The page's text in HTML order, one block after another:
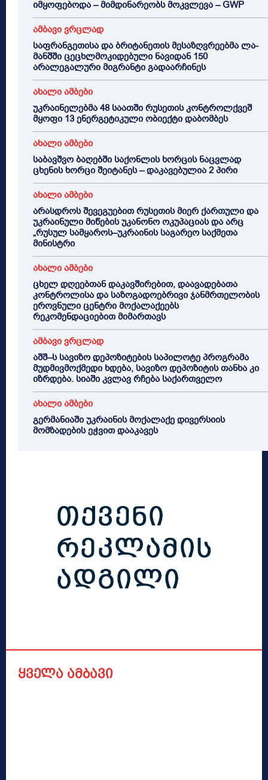
იმყოფებოდა – მიმდინარეობს მოკვლევა – GWP
ამბავი ვრცლად
საფრანგეთისა და ბრიტანეთის მესაზღვრეებმა ლა-
მანშში ცეცხლმოკიდებული ნავიდან 150
არალეგალური მიგრანტი გადაარჩინეს
ახალი ამბები
უკრაინელებმა 48 საათში რუსეთის კონტროლქვეშ
მყოფი 13 ენერგეტიკული ობიექტი დაბომბეს
ახალი ამბები
საბავშვო ბაღებში საქონლის ხორცის ნაცვლად
ცხენის ხორცი შეიტანეს – დაკავებულია 2 პირი
ახალი ამბები
არასდროს შევეგუებით რუსეთის მიერ ქართული და
უკრაინული მიწების უკანონო ოკუპაციას და არც
„რუსულ სამყაროს–უკრაინის საგარეო საქმეთა
მინისტრი
ახალი ამბები
ცხელ დღეებთან დაკავშირებით, დაავადებათა
კონტროლისა და საზოგადოებრივი ჯანმრთელობის
ეროვნული ცენტრი მოქალაქეებს
რეკომენდაციებით მიმართავს
ამბავი ვრცლად
აშშ–ს სავიზო დეპოზიტების საპილოტე პროგრამა
მუდმივმოქმედი ხდება, სავიზო დეპოზიტის თანხა კი
იზრდება. სიაში კვლავ რჩება საქართველო
ახალი ამბები
გერმანიაში უკრაინის მოქალაქე დივერსიის
მომზადების ეჭვით დააკავეს
ყველა ამბავი